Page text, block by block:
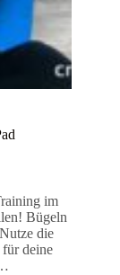
im
Bügeln
die
deine